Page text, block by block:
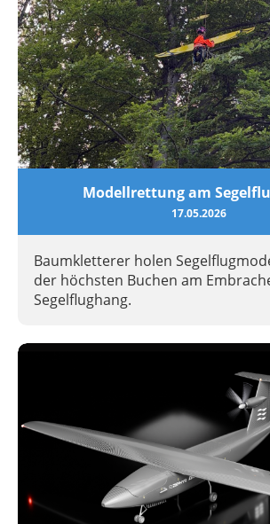
Modellrettung am
17.05.2026
Baumkletterer holen
der höchsten Buchen am
Segelflughang.